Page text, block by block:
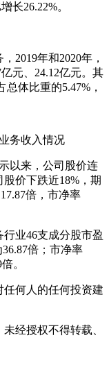
长26.22%。
2019年和2020年，
元、24.12亿元。其
体比重的5.47%，
务收入情况
以来，公司股价连
价下跌近18%，期
倍，市净率
业46支成分股市盈
倍；市净率
。
何人的任何投资建
经授权不得转载、